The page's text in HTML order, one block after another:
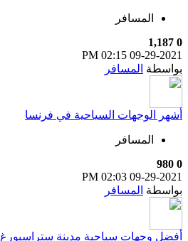
المسافر
0
1,187
09-29-2021
02:15 PM
بواسطة المسافر
أشهر الوجهات السياحية في فرنسا
المسافر
0
980
09-29-2021
02:03 PM
بواسطة المسافر
أفضل وجهات سياحية مدينة ستراسبورغ